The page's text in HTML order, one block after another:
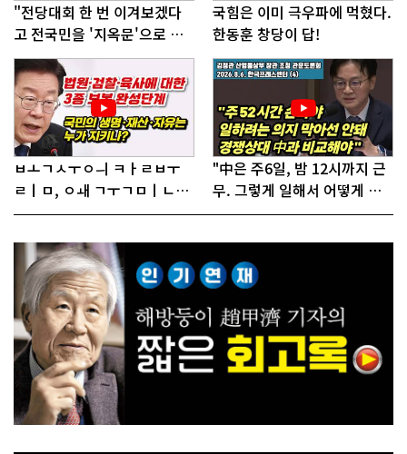
"전당대회 한 번 이겨보겠다
고 전국민을 '지옥문'으로 밀
어!"
국힘은 이미 극우파에 먹혔다.
한동훈 창당이 답!
ㅂㅗㄱㅅㅜㅇㅢ ㅋㅏㄹㅂㅜ
ㄹㅣㅁ, ㅇㅙ ㄱㅜㄱㅁㅣㄴㄷ
ㅡㄹㅇㅣ ㄷㅏㅇㅎㅐㅇㅑ ㅎ
"中은 주6일, 밤 12시까지 근
무. 그렇게 일해서 어떻게 경
쟁하냐 반문하더라"